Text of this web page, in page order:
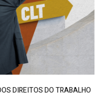
DIREITOS DO TRABALHO